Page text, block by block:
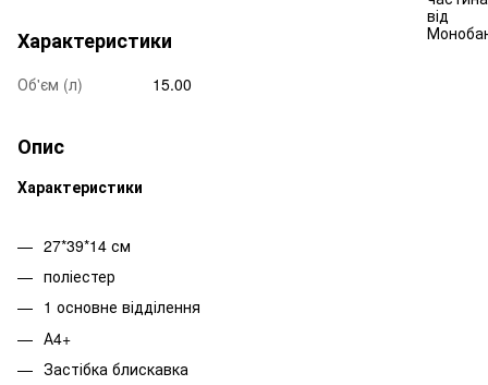
Характеристики
Об'єм (л) 15.00
Опис
Характеристики
27*39*14 см
поліестер
1 основне відділення
А4+
Застібка блискавка